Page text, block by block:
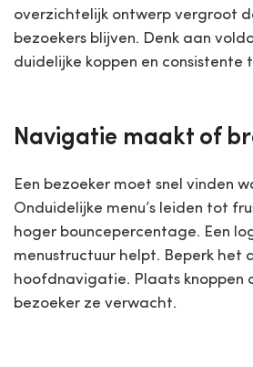
overzichtelijk ontwerp vergroot
bezoekers blijven. Denk aan
duidelijke koppen en consistente
Navigatie maakt of
Een bezoeker moet snel vinden
Onduidelijke menu’s leiden tot
hoger bouncepercentage. Een
menustructuur helpt. Beperk het
hoofdnavigatie. Plaats knoppen
bezoeker ze verwacht.